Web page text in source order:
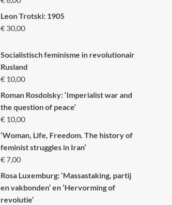
Leon Trotski: 1905
€30,00
Socialistisch feminisme in revolutionair
Rusland
€10,00
Roman Rosdolsky: ‘Imperialist war and
the question of peace’
€10,00
‘Woman, Life, Freedom. The history of
feminist struggles in Iran’
€7,00
Rosa Luxemburg: ‘Massastaking, partij
en vakbonden’ en ‘Hervorming of
revolutie’